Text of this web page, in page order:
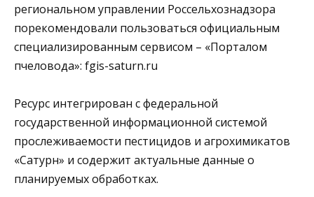
региональном управлении Россельхознадзора
порекомендовали пользоваться официальным
специализированным сервисом – «Порталом
пчеловода»: fgis-saturn.ru
Ресурс интегрирован с федеральной
государственной информационной системой
прослеживаемости пестицидов и агрохимикатов
«Сатурн» и содержит актуальные данные о
планируемых обработках.